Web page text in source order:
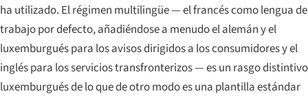
ha utilizado. El régimen multilingüe — el francés como lengua de
trabajo por defecto, añadiéndose a menudo el alemán y el
luxemburgués para los avisos dirigidos a los consumidores y el
inglés para los servicios transfronterizos — es un rasgo distintivo
luxemburgués de lo que de otro modo es una plantilla estándar